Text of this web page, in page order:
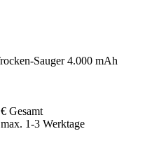
Sauger 4.000 mAh
Gesamt
1-3 Werktage